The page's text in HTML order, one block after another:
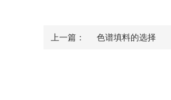
上一篇： 色谱填料的选择